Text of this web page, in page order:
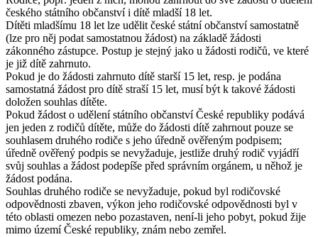
českého státního občanství i dítě mladší 18 let.
Dítěti mladšímu 18 let lze udělit české státní občanství samostatně
(lze pro něj podat samostatnou žádost) na základě žádosti
zákonného zástupce. Postup je stejný jako u žádosti rodičů, ve které
je již dítě zahrnuto.
Pokud je do žádosti zahrnuto dítě starší 15 let, resp. je podána
samostatná žádost pro dítě straší 15 let, musí být k takové žádosti
doložen souhlas dítěte.
Pokud žádost o udělení státního občanství České republiky podává
jen jeden z rodičů dítěte, může do žádosti dítě zahrnout pouze se
souhlasem druhého rodiče s jeho úředně ověřeným podpisem;
úředně ověřený podpis se nevyžaduje, jestliže druhý rodič vyjádří
svůj souhlas a žádost podepíše před správním orgánem, u něhož je
žádost podána.
Souhlas druhého rodiče se nevyžaduje, pokud byl rodičovské
odpovědnosti zbaven, výkon jeho rodičovské odpovědnosti byl v
této oblasti omezen nebo pozastaven, není-li jeho pobyt, pokud žije
mimo území České republiky, znám nebo zemřel.